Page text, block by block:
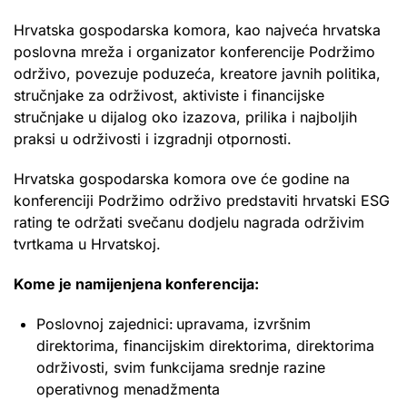
Hrvatska gospodarska komora, kao najveća hrvatska
poslovna mreža i organizator konferencije Podržimo
održivo, povezuje poduzeća, kreatore javnih politika,
stručnjake za održivost, aktiviste i financijske
stručnjake u dijalog oko izazova, prilika i najboljih
praksi u održivosti i izgradnji otpornosti.
Hrvatska gospodarska komora ove će godine na
konferenciji Podržimo održivo predstaviti hrvatski ESG
rating te održati svečanu dodjelu nagrada održivim
tvrtkama u Hrvatskoj.
Kome je namijenjena konferencija:
Poslovnoj zajednici: upravama, izvršnim
direktorima, financijskim direktorima, direktorima
održivosti, svim funkcijama srednje razine
operativnog menadžmenta